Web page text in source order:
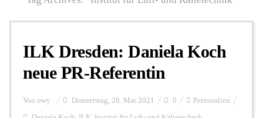
Hintergrund
ILK Dresden: Daniela Koch
neue PR-Referentin
Von owy Donnerstag, 20. Mai 2021 0 Personalien